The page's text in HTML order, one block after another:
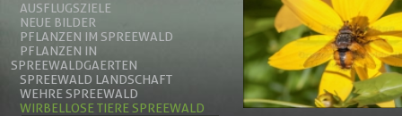
AUSFLUGSZIELE
NEUE BILDER
PFLANZEN IM SPREEWALD
PFLANZEN IN
SPREEWALDGAERTEN
SPREEWALD LANDSCHAFT
WEHRE SPREEWALD
WIRBELLOSE TIERE SPREEWALD